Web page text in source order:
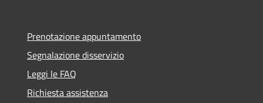
Prenotazione appuntamento
Segnalazione disservizio
Leggi le FAQ
Richiesta assistenza